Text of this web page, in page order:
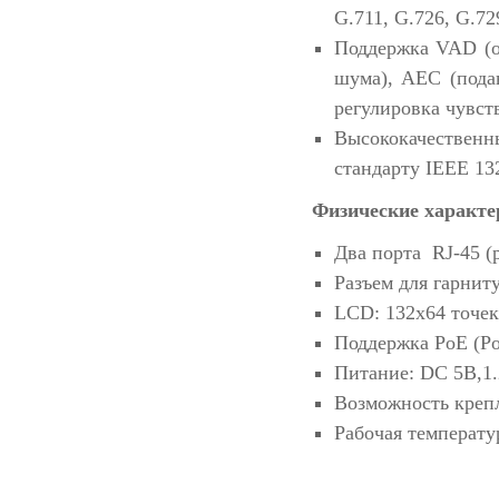
G.711, G.726,
Поддержка VAD
шума), AEC
регулировка
стандарту IEEE
Физические
Два порта RJ-45
Разъем для
LCD: 132x64
Поддержка РоЕ
Питание: DC
Возможность
Рабочая